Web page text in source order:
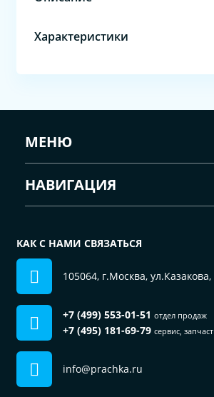
Характеристики
МЕНЮ
НАВИГАЦИЯ
КАК С НАМИ СВЯЗАТЬСЯ
105064, г.Москва,
+7 (499) 553-01-51 отдел продаж
+7 (495) 181-69-79 сервис,
info@prachka.ru